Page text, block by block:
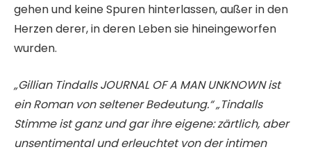
gehen und keine Spuren hinterlassen, außer in den
Herzen derer, in deren Leben sie hineingeworfen
wurden.
„Gillian Tindalls JOURNAL OF A MAN UNKNOWN ist
ein Roman von seltener Bedeutung.“ „Tindalls
Stimme ist ganz und gar ihre eigene: zärtlich, aber
unsentimental und erleuchtet von der intimen